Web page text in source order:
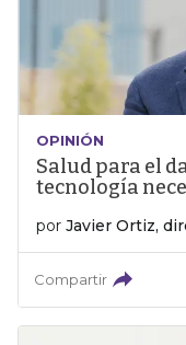
OPINIÓN
Salud para el
tecnología
por Javier Ortiz,
Compartir